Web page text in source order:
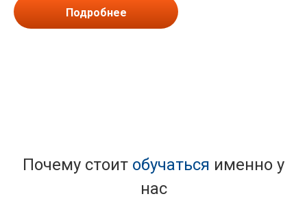
Подробнее
Почему стоит обучаться именно у
нас